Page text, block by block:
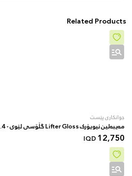
Related Products
جوانکاری پێست
مەیبەلین نیویۆرک Lifter Gloss گڵۆسی لێوی - 5.4 مل - 020 Sun
12,750
IQD